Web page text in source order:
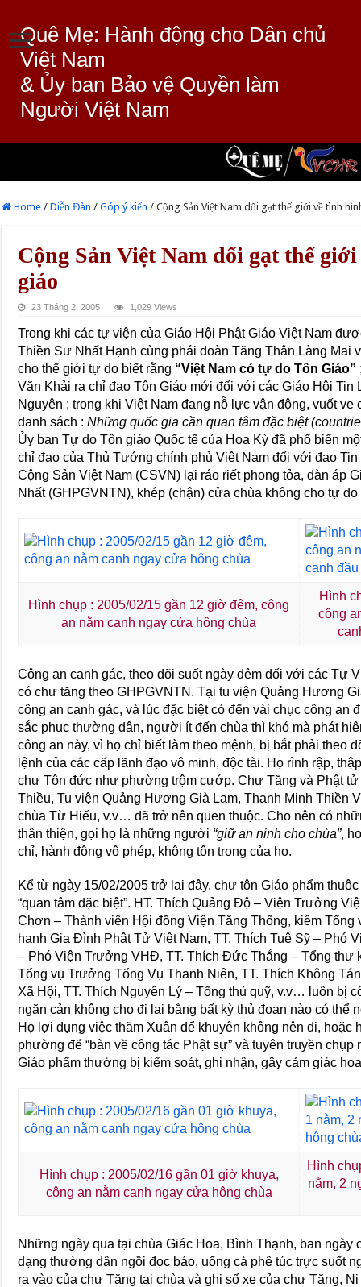
Quê Mẹ: Hành động cho Dân chủ
Việt Nam
& Ủy ban Bảo vệ Quyền làm
Người Việt Nam
Home / Diễn Đàn / Góp ý kiến / Cộng Sản Việt Nam dối gạt thế giới về tình
Cộng Sản Việt Nam dối gạt thế
giáo
23 Tháng 2, 2005 1,029 Views
Trong khi các tự viện của Giáo Hội Phật Giáo Việt Nam
Thiền Sư Nhất Hạnh cùng phái đoàn Tăng Thân Làng Mai
cho thế giới tự do biết rằng “Việt Nam có tự do Tôn Giáo”
Văn Khải ra chỉ đạo Tôn Giáo mới đối với các Giáo Hội
Nguyên ; trong khi Việt Nam đang nỗ lực vận động, vuốt
danh sách :Những quốc gia cần quan tâm đặc biệt
Ủy ban Tự do Tôn giáo Quốc tế của Hoa Kỳ đã phổ biến
chỉ đạo của Thủ Tướng chính phủ Việt Nam đối với đạo
Cộng Sản Việt Nam (CSVN) lại ráo riết phong tỏa, đàn áp
Nhất (GHPGVNTN), khép (chận) cửa chùa không cho tự
Hình chụp : 2005/02/15 gần 12 giờ đêm, công
an nằm canh ngay cửa hông chùa
Hình
công
Công an canh gác, theo dõi suốt ngày đêm đối với các Tự
có chư tăng theo GHPGVNTN. Tại tu viện Quảng Hương
công an canh gác, và lúc đặc biệt có đến vài chục công
sắc phục thường dân, người ít đến chùa thì khó mà phát
công an này, vì họ chỉ biết làm theo mệnh, bị bắt phải theo
lệnh của các cấp lãnh đạo vô minh, độc tài. Họ rình rập,
chư Tôn đức như phường trộm cướp. Chư Tăng và Phật tử
Thiều, Tu viện Quảng Hương Già Lam, Thanh Minh Thiền
chùa Từ Hiếu, v.v… đã trở nên quen thuộc. Cho nên có
thân thiện, gọi họ là những người “giữ an ninh cho chùa”,
chỉ, hành động vô phép, không tôn trọng của họ.
Kể từ ngày 15/02/2005 trở lại đây, chư tôn Giáo phẩm
“quan tâm đặc biệt”. HT. Thích Quảng Độ – Viện Trưởng
Chơn – Thành viên Hội đồng Viện Tăng Thống, kiêm
hạnh Gia Đình Phật Tử Việt Nam, TT. Thích Tuệ Sỹ – Phó
– Phó Viện Trưởng VHĐ, TT. Thích Đức Thắng – Tổng thư
Tổng vụ Trưởng Tổng Vụ Thanh Niên, TT. Thích Không
Xã Hội, TT. Thích Nguyên Lý – Tổng thủ quỹ, v.v… luôn bị
ngăn cản không cho đi lại bằng bất kỳ thủ đoạn nào có thể
Họ lợi dụng việc thăm Xuân để khuyên không nên đi, hoặc
phường để “bàn về công tác Phật sự” và tuyên truyền
Giáo phẩm thường bị kiểm soát, ghi nhận, gây cảm giác
Hình chụp : 2005/02/16 gần 01 giờ khuya,
công an nằm canh ngay cửa hông chùa
Hình
nằm, 2
Những ngày qua tại chùa Giác Hoa, Bình Thạnh, ban ngày
dạng thường dân ngồi đọc báo, uống cà phê túc trực suốt
ra vào của chư Tăng tại chùa và ghi số xe của chư Tăng,